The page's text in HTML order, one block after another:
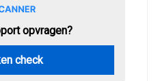
opvragen?
check